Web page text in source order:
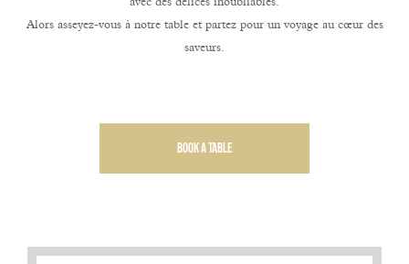
Alors asseyez-vous à notre table et partez pour un voyage au cœur des
saveurs.
Book a table